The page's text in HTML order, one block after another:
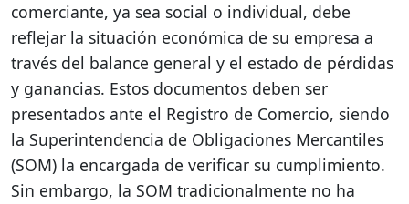
comerciante, ya sea social o individual, debe
reflejar la situación económica de su empresa a
través del balance general y el estado de pérdidas
y ganancias. Estos documentos deben ser
presentados ante el Registro de Comercio, siendo
la Superintendencia de Obligaciones Mercantiles
(SOM) la encargada de verificar su cumplimiento.
Sin embargo, la SOM tradicionalmente no ha